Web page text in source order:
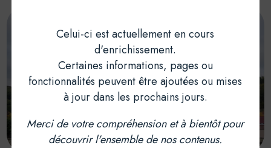
Celui-ci est actuellement en cours
d'enrichissement.
Certaines informations, pages ou
fonctionnalités peuvent être ajoutées ou mises
à jour dans les prochains jours.
Merci de votre compréhension et à bientôt pour
découvrir l'ensemble de nos contenus.